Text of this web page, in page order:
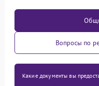
Вопросы по
Какие документы вы